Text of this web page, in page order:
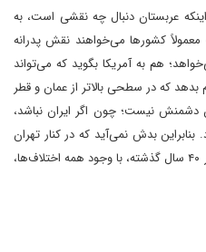
عربستان دنبال چه نقشی است، به
کشورها می‌خواهند نقش پدرانه
هم به آمریکا بگوید که می‌تواند
بدهد که در سطحی بالاتر از عمان و قطر
نیست؛ چون اگر ایران نباشد،
بدش نمی‌آید که در کنار تهران
یک رابطه قابل اتکا بسازد؛ رابطه‌ای که در ۴۰ سال گذشته، با وجود همه اختلاف‌ها،